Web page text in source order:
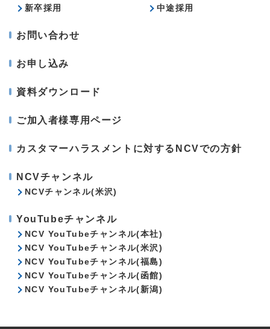
新卒採用 中途採用
お問い合わせ
お申し込み
資料ダウンロード
ご加入者様専用ページ
カスタマーハラスメントに対するNCVでの方針
NCVチャンネル
NCVチャンネル(米沢)
YouTubeチャンネル
NCV YouTubeチャンネル(本社)
NCV YouTubeチャンネル(米沢)
NCV YouTubeチャンネル(福島)
NCV YouTubeチャンネル(函館)
NCV YouTubeチャンネル(新潟)